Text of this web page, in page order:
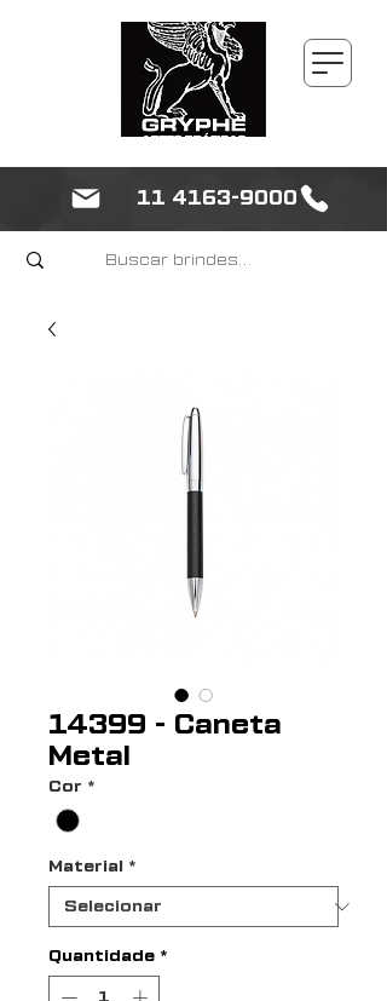
11 4163-9000
14399 - Caneta
Metal
Cor *
Material *
Quantidade *